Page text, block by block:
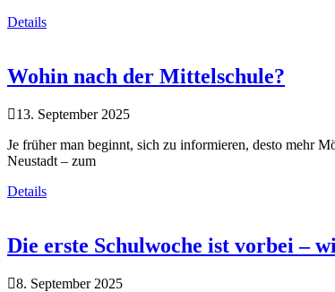
Details
Wohin nach der Mittelschule?
13. September 2025
Je früher man beginnt, sich zu informieren, desto mehr
Neustadt – zum
Details
Die erste Schulwoche ist vorbei –
8. September 2025